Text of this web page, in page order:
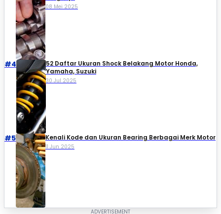
08 Mei 2025
#4
52 Daftar Ukuran Shock Belakang Motor Honda,
Yamaha, Suzuki​
30 Jul 2025
#5 Kenali Kode dan Ukuran Bearing Berbagai Merk Motor
11 Jun 2025